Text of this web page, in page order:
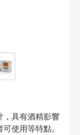
，具有酒精影響
使用等特點。